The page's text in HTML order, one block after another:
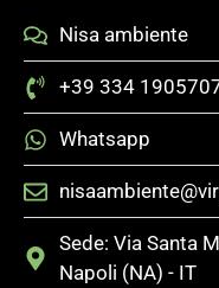
Nisa ambiente
+39 334
Whatsapp
Sede: Via Santa
Napoli (NA) - IT